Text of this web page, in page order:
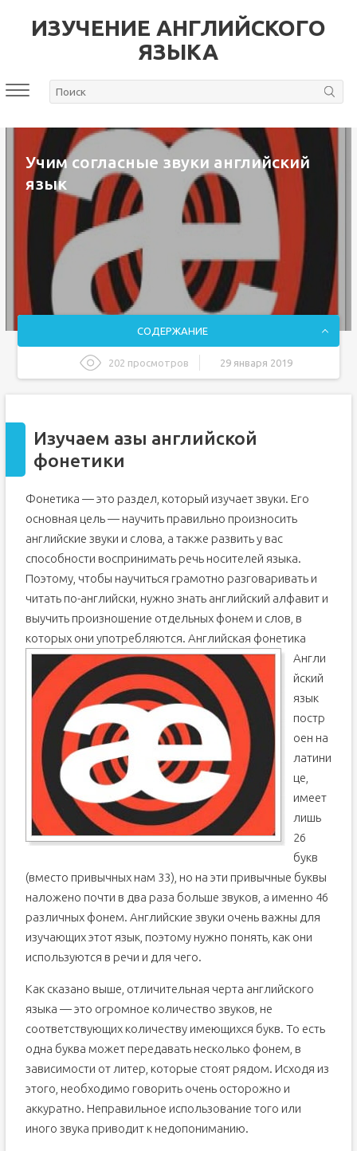
ИЗУЧЕНИЕ АНГЛИЙСКОГО
ЯЗЫКА
Учим согласные звуки английский
язык
СОДЕРЖАНИЕ
202 просмотров 29 января 2019
Звуки английского языка
Английские звуки. Звуки английского языка с
произношением.
Причины изучать звуки английского языка
Звуки в английском языке и их произношение
Гласные звуки английского языка
Изучаем азы английской
фонетики
Фонетика — это раздел, который изучает звуки. Его
основная цель — научить правильно произносить
английские звуки и слова, а также развить у вас
способности воспринимать речь носителей языка.
Поэтому, чтобы научиться грамотно разговаривать и
читать по-английски, нужно знать английский алфавит и
выучить произношение отдельных фонем и слов, в
которых они употребляются. Английская фонетика
Англи
йский
язык
постр
оен на
латини
це,
имеет
лишь
26
букв
(вместо привычных нам 33), но на эти привычные буквы
наложено почти в два раза больше звуков, а именно 46
различных фонем. Английские звуки очень важны для
изучающих этот язык, поэтому нужно понять, как они
используются в речи и для чего.
Как сказано выше, отличительная черта английского
языка — это огромное количество звуков, не
соответствующих количеству имеющихся букв. То есть
одна буква может передавать несколько фонем, в
зависимости от литер, которые стоят рядом. Исходя из
этого, необходимо говорить очень осторожно и
аккуратно. Неправильное использование того или
иного звука приводит к недопониманию.